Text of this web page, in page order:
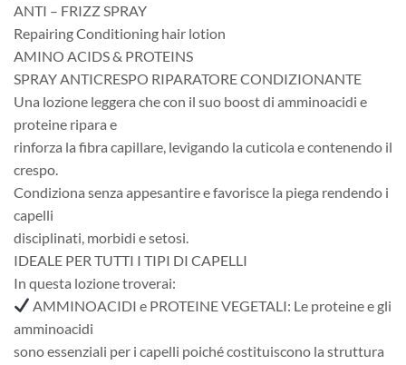
ANTI – FRIZZ SPRAY
Repairing Conditioning hair lotion
AMINO ACIDS & PROTEINS
SPRAY ANTICRESPO RIPARATORE CONDIZIONANTE
Una lozione leggera che con il suo boost di amminoacidi e
proteine ripara e
rinforza la fibra capillare, levigando la cuticola e contenendo il
crespo.
Condiziona senza appesantire e favorisce la piega rendendo i
capelli
disciplinati, morbidi e setosi.
IDEALE PER TUTTI I TIPI DI CAPELLI
In questa lozione troverai:
AMMINOACIDI e PROTEINE VEGETALI: Le proteine e gli
amminoacidi
sono essenziali per i capelli poiché costituiscono la struttura